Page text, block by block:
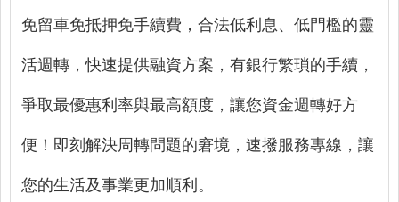
免留車免抵押免手續費，合法低利息、低門檻的靈
活週轉，快速提供融資方案，有銀行繁瑣的手續，
爭取最優惠利率與最高額度，讓您資金週轉好方
便！即刻解決周轉問題的窘境，速撥服務專線，讓
您的生活及事業更加順利。